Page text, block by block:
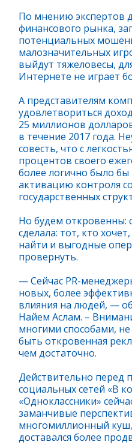
По мнению экспертов
финансового рынка,
потенциальных
малозначительных
выйдут тяжеловесы,
Интернете не играет
А представителям
удовлетвориться
25 миллионов
в течение 2017 года.
совесть, что с
процентов своего
более логично было
активацию контроля
государственных
Но будем откровенны:
сделала: тот, кто
найти и выгодные
провернуть.
— Сейчас PR-
новых, более
влияния на людей, —
Найем Аслам. –
многими способами,
быть откровенная
чем достаточно.
Действительно перед
социальных сетей «В
«Одноклассники»
заманчивые
многомиллионный
доставался более